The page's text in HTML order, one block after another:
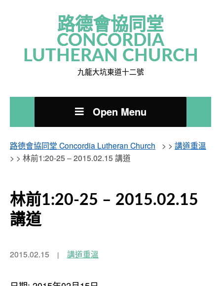
路德會協同堂
CONCORDIA
LUTHERAN CHURCH
九龍大坑東道十二號
Open Menu
路德會協同堂 Concordia Lutheran Church > > 講道重溫
> > 林前1:20-25 – 2015.02.15 講道
林前1:20-25 – 2015.02.15
講道
2015.02.15 講道重溫